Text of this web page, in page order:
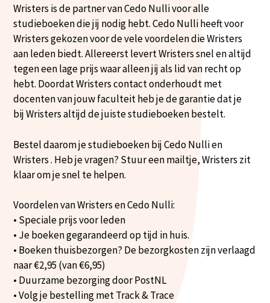
Wristers is de partner van Cedo Nulli voor alle
studieboeken die jij nodig hebt. Cedo Nulli heeft voor
Wristers gekozen voor de vele voordelen die Wristers
aan leden biedt. Allereerst levert Wristers snel en altijd
tegen een lage prijs waar alleen jij als lid van recht op
hebt. Doordat Wristers contact onderhoudt met
docenten van jouw faculteit heb je de garantie dat je
bij Wristers altijd de juiste studieboeken bestelt.
Bestel daarom je studieboeken bij Cedo Nulli en
Wristers . Heb je vragen? Stuur een mailtje, Wristers zit
klaar om je snel te helpen.
Voordelen van Wristers en Cedo Nulli:
• Speciale prijs voor leden
• Je boeken gegarandeerd op tijd in huis.
• Boeken thuisbezorgen? De bezorgkosten zijn verlaagd
naar €2,95 (van €6,95)
• Duurzame bezorging door PostNL
• Volg je bestelling met Track & Trace